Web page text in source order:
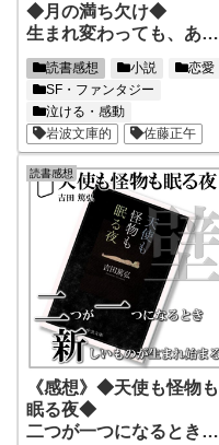
◆月の満ち欠け◆
生まれ変わっても、あな
たに逢いたい
読書感想 小説
恋愛
SF・ファンタジー
泣ける・感動
岩波文庫的
佐藤正午
読書感想
《感想》◆天使も怪物も
眠る夜◆
二つが一つになるとき新